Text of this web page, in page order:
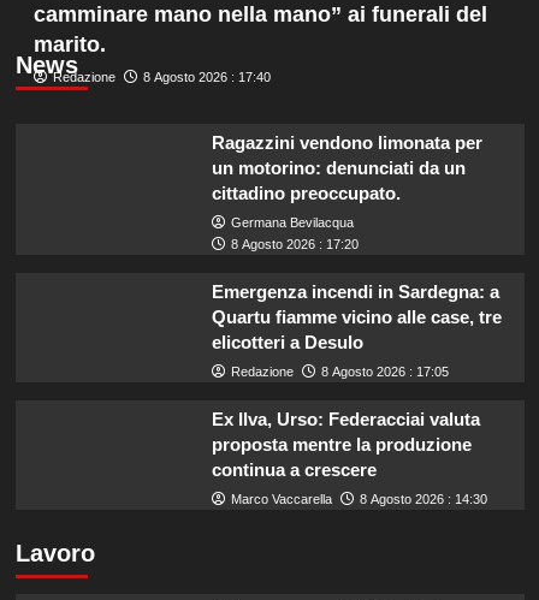
News
camminare mano nella mano” ai funerali del
marito.
Redazione 8 Agosto 2026 : 17:40
Ragazzini vendono limonata per
un motorino: denunciati da un
cittadino preoccupato.
Germana Bevilacqua
8 Agosto 2026 : 17:20
Emergenza incendi in Sardegna: a
Quartu fiamme vicino alle case, tre
elicotteri a Desulo
Redazione 8 Agosto 2026 : 17:05
Ex Ilva, Urso: Federacciai valuta
proposta mentre la produzione
continua a crescere
Marco Vaccarella 8 Agosto 2026 : 14:30
Lavoro